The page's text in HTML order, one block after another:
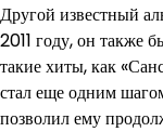
Другой известный
2011 году, он также
такие хиты, как
стал еще одним
позволил ему